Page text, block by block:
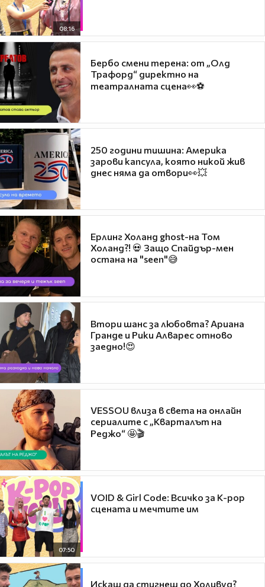
08:16
Бербо смени терена: от „Олд
Трафорд“ директно на
театралната сцена👀⚽
250 години тишина: Америка
зарови капсула, която никой жив
днес няма да отвори👀💥
Ерлинг Холанд ghost-на Том
Холанд?! 💀 Защо Спайдър-мен
остана на "seen"😅
Втори шанс за любовта? Ариана
Гранде и Рики Алварес отново
заедно!😍
VESSOU влиза в света на онлайн
сериалите с „Кварталът на
Реджо“ 🤩🎬
07:50
VOID & Girl Code: Всичко за K-pop
сцената и мечтите им
Искаш да стигнеш до Холивуд?